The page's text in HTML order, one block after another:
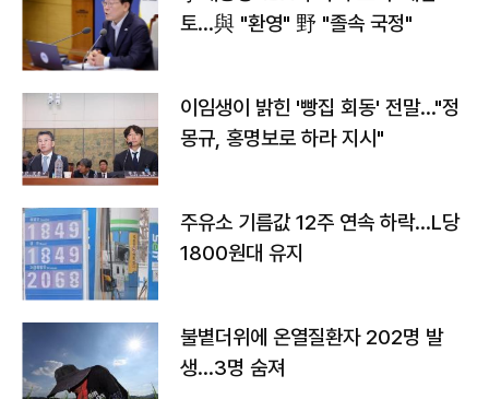
토…與 "환영" 野 "졸속 국정"
이임생이 밝힌 '빵집 회동' 전말…"정
몽규, 홍명보로 하라 지시"
주유소 기름값 12주 연속 하락…L당
1800원대 유지
불볕더위에 온열질환자 202명 발
생…3명 숨져